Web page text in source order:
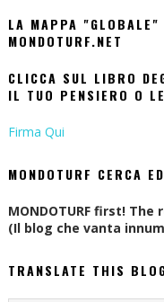
LA MAPPA
MONDOTURF.NET
CLICCA SUL LIBRO
IL TUO PENSIERO O
Firma Qui
MONDOTURF CERCA
MONDOTURF first! The
(Il blog che vanta
TRANSLATE THIS